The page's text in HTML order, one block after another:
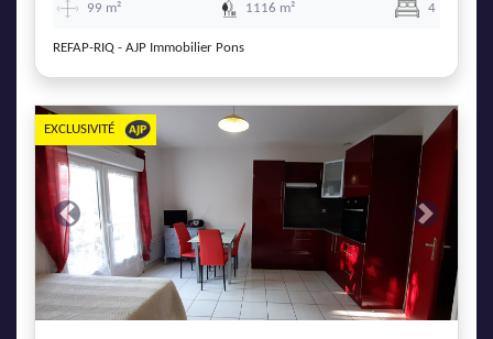
99 m² 1116 m² 4
REFAP-RIQ - AJP Immobilier Pons
Previous Next
EXCLUSIVITÉ